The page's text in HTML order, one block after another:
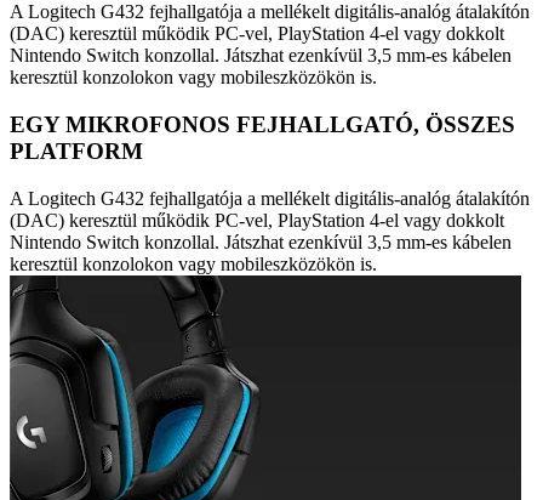
A Logitech G432 fejhallgatója a mellékelt digitális-analóg átalakítón
(DAC) keresztül működik PC-vel, PlayStation 4-el vagy dokkolt
Nintendo Switch konzollal. Játszhat ezenkívül 3,5 mm-es kábelen
keresztül konzolokon vagy mobileszközökön is.
EGY MIKROFONOS FEJHALLGATÓ, ÖSSZES
PLATFORM
A Logitech G432 fejhallgatója a mellékelt digitális-analóg átalakítón
(DAC) keresztül működik PC-vel, PlayStation 4-el vagy dokkolt
Nintendo Switch konzollal. Játszhat ezenkívül 3,5 mm-es kábelen
keresztül konzolokon vagy mobileszközökön is.